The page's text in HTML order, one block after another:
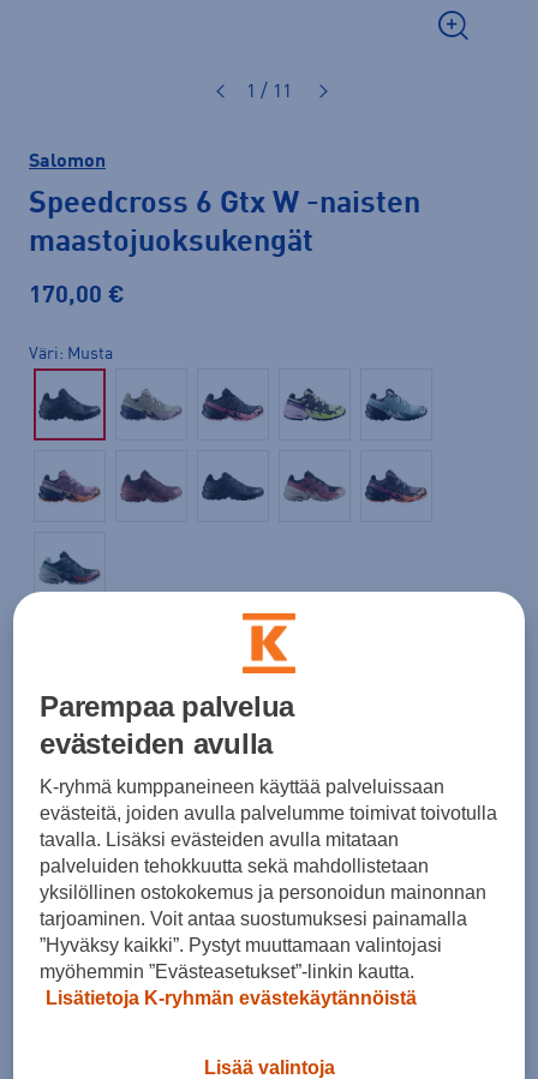
1 / 11
Salomon
Speedcross 6 Gtx W -naisten
maastojuoksukengät
170,00 €
Väri Musta
38
41 ⅓ 42
Lisää ostoskoriin
Tarkista saatavuus ja tilaa myymälästä
Parempaa palvelua
evästeiden avulla
K-ryhmä kumppaneineen käyttää palveluissaan
evästeitä, joiden avulla palvelumme toimivat toivotulla
tavalla. Lisäksi evästeiden avulla mitataan
palveluiden tehokkuutta sekä mahdollistetaan
yksilöllinen ostokokemus ja personoidun mainonnan
tarjoaminen. Voit antaa suostumuksesi painamalla
”Hyväksy kaikki”. Pystyt muuttamaan valintojasi
myöhemmin ”Evästeasetukset”-linkin kautta.
Lisätietoja K-ryhmän evästekäytännöistä
Lisää valintoja